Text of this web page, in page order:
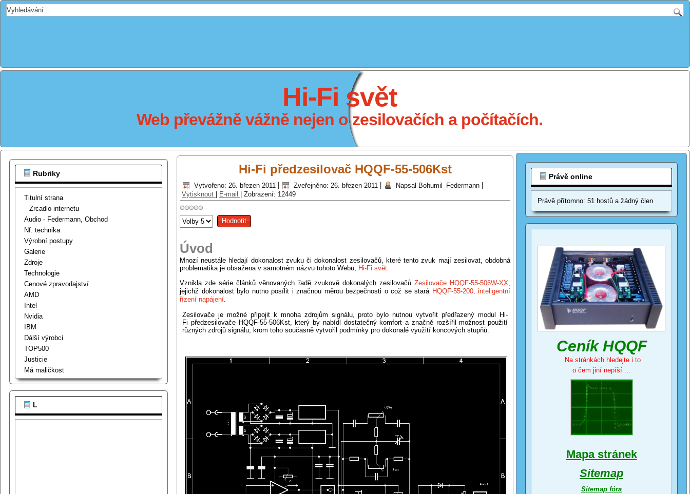
Hi-Fi svět
Web převážně vážně nejen o zesilovačích a počítačích.
Rubriky
Titulní strana
Zrcadlo internetu
Audio - Federmann, Obchod
Nf. technika
Výrobní postupy
Galerie
Zdroje
Technologie
Cenové zpravodajství
AMD
Intel
Nvidia
IBM
Dálší výrobci
TOP500
Justicie
Má maličkost
L
Hi-Fi předzesilovač HQQF-55-506Kst
Vytvořeno: 26. březen 2011 Zveřejněno: 26. březen 2011 Napsal Bohumil_Federmann
Vytisknout
E-mail Zobrazení: 12449
Hodnoťte
prosím
Úvod
Mnozí neustále hledají dokonalost zvuku či dokonalost zesilovačů, které tento zvuk mají zesilovat, obdobná
problematika je obsažena v samotném názvu tohoto Webu, Hi-Fi svět.
Vznikla zde série článků věnovaných řadě zvukově dokonalých zesilovačů Zesilovače HQQF-55-506W-XX,
jejichž dokonalost bylo nutno posílit i značnou měrou bezpečnosti o což se stará HQQF-55-200, inteligentní
řízení napájení.
Zesilovače je možné připojit k mnoha zdrojům signálu, proto bylo nutnou vytvořit předřazený modul Hi-
Fi předzesilovače HQQF-55-506Kst, který by nabídl dostatečný komfort a značně rozšířil možnost použití
různých zdrojů signálu, krom toho současně vytvořil podmínky pro dokonalé využití koncových stupňů.
Právě online
Právě přítomno: 51 hostů a žádný člen
Ceník HQQF
Na stránkách hledejte i to
o čem jiní nepíší ...
Mapa stránek
Sitemap
Sitemap fóra